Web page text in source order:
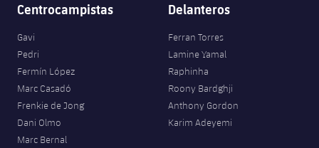
Centrocampistas
Gavi
Pedri
Fermín López
Marc Casadó
Frenkie de Jong
Dani Olmo
Marc Bernal
Delanteros
Ferran Torres
Lamine Yamal
Raphinha
Roony Bardghji
Anthony Gordon
Karim Adeyemi